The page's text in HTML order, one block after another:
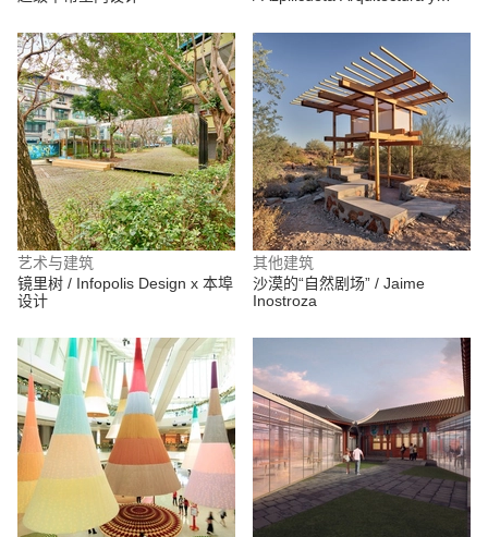
艺术与建筑
镜里树 / Infopolis Design x 本埠
设计
其他建筑
沙漠的“自然剧场” / Jaime
Inostroza